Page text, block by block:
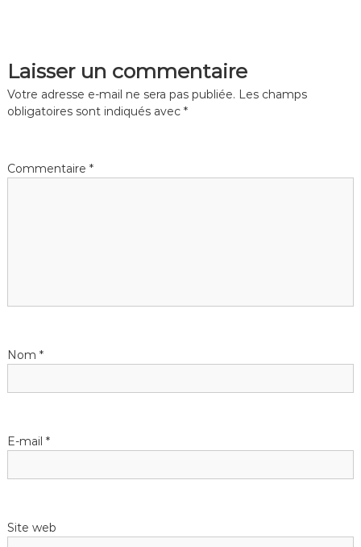
Laisser un commentaire
Votre adresse e-mail ne sera pas publiée. Les champs
obligatoires sont indiqués avec *
Commentaire *
Nom *
E-mail *
Site web